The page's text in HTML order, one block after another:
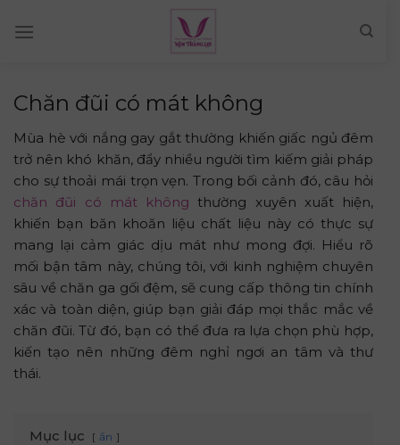
Chăn đũi có mát không
Mùa hè với nắng gay gắt thường khiến giấc ngủ đêm
trở nên khó khăn, đẩy nhiều người tìm kiếm giải pháp
cho sự thoải mái trọn vẹn. Trong bối cảnh đó, câu hỏi
chăn đũi có mát không thường xuyên xuất hiện,
khiến bạn băn khoăn liệu chất liệu này có thực sự
mang lại cảm giác dịu mát như mong đợi. Hiểu rõ
mối bận tâm này, chúng tôi, với kinh nghiệm chuyên
sâu về chăn ga gối đệm, sẽ cung cấp thông tin chính
xác và toàn diện, giúp bạn giải đáp mọi thắc mắc về
chăn đũi. Từ đó, bạn có thể đưa ra lựa chọn phù hợp,
kiến tạo nên những đêm nghỉ ngơi an tâm và thư
thái.
Mục lục ẩn